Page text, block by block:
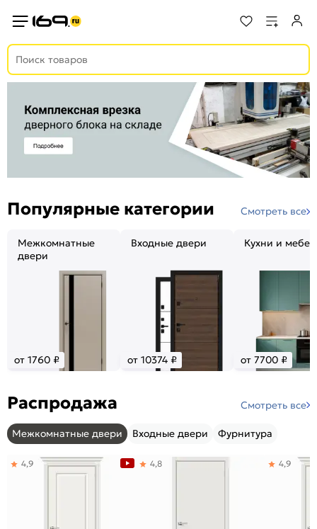
Популярные категории Смотреть все
Межкомнатные
двери
от 1760 ₽
Входные двери
от 10374 ₽
Кухни и
от 7700 ₽
Распродажа Смотреть все
Межкомнатные двери Входные двери Фурнитура
4,9 4,8 4,9